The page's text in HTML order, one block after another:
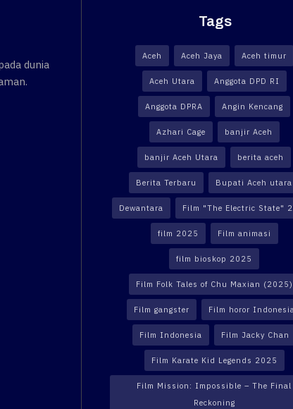
dunia
Tags
Aceh Aceh Jaya Aceh timur
Aceh Utara Anggota DPD RI
Anggota DPRA Angin Kencang
Azhari Cage banjir Aceh
banjir Aceh Utara berita aceh
Berita Terbaru Bupati Aceh utara
Dewantara Film "The Electric State"
film 2025 Film animasi
film bioskop 2025
Film Folk Tales of Chu Maxian (2025)
Film gangster Film horor
Film Indonesia Film Jacky Chan
Film Karate Kid Legends 2025
Film Mission: Impossible – The Final
Reckoning